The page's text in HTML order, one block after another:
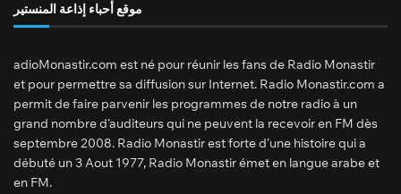
موقع أحباء إذاعة المنستير
adioMonastir.com est né pour réunir les fans de Radio Monastir
et pour permettre sa diffusion sur Internet. Radio Monastir.com a
permit de faire parvenir les programmes de notre radio à un
grand nombre d’auditeurs qui ne peuvent la recevoir en FM dès
septembre 2008. Radio Monastir est forte d’une histoire qui a
débuté un 3 Aout 1977, Radio Monastir émet en langue arabe et
en FM.